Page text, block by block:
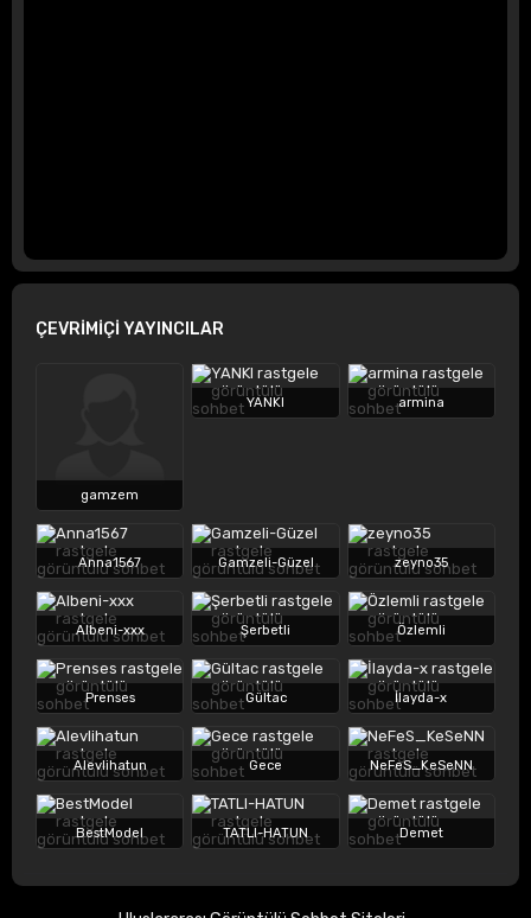
ÇEVRİMİÇİ YAYINCILAR
gamzem
YANKI armina
Anna1567 Gamzeli-Güzel zeyno35
Albeni-xxx Şerbetli Özlemli
Prenses Gültac İlayda-x
Alevlihatun Gece NeFeS_KeSeNN
BestModel TATLI-HATUN Demet